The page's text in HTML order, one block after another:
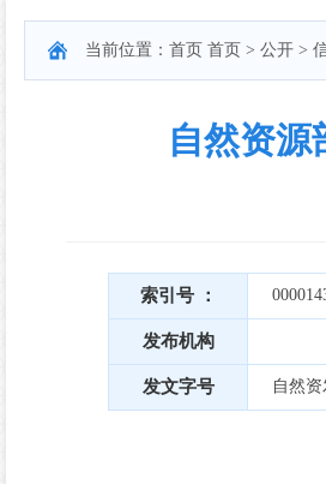
当前位置： 首页 首页 > 公开 >
自然资
索引号 ：
发布机构
发文字号 自然资